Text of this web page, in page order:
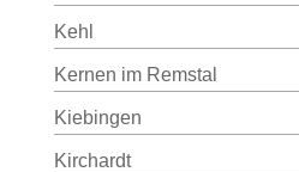
Kehl
Kernen im Remstal
Kiebingen
Kirchardt